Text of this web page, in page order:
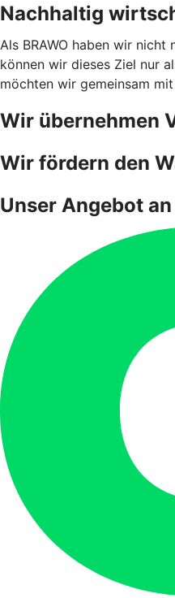
Nachhaltig
Als BRAWO haben wir
können wir dieses Ziel nur
möchten wir gemeinsam
Wir übernehmen
Wir fördern den
Unser Angebot